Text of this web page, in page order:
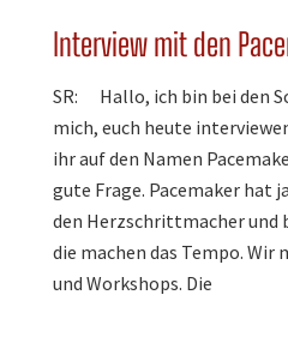
Interview mit den
SR: Hallo, ich bin bei den
mich, euch heute
ihr auf den Namen
gute Frage. Pacemaker hat
den Herzschrittmacher und
die machen das Tempo. Wir
und Workshops. Die